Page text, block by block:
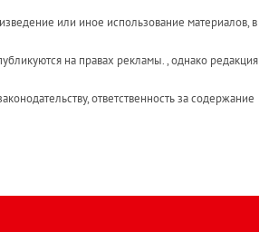
или иное использование материалов, в
на правах рекламы. , однако редакция
ответственность за содержание